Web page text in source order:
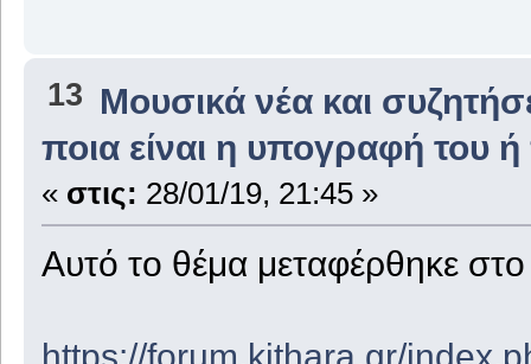
13 Μουσικά νέα και
ποια είναι η υπογραφή του ή
« στις: 28/01/19, 21:45 »
Αυτό το θέμα μεταφέρθηκε